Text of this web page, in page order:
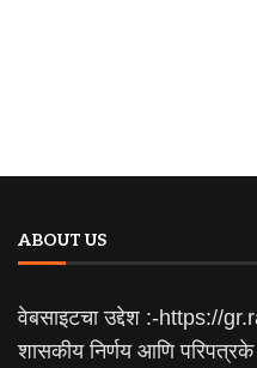
ABOUT US
वेबसाइटचा उद्देश :-https://
शासकीय निर्णय आणि